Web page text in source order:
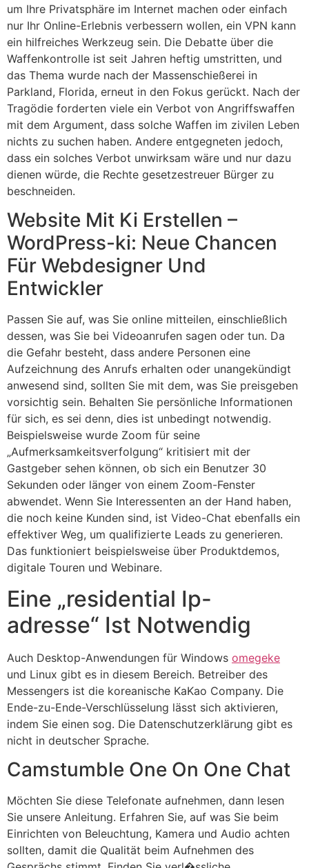
um Ihre Privatsphäre im Internet machen oder einfach
nur Ihr Online-Erlebnis verbessern wollen, ein VPN kann
ein hilfreiches Werkzeug sein. Die Debatte über die
Waffenkontrolle ist seit Jahren heftig umstritten, und
das Thema wurde nach der Massenschießerei in
Parkland, Florida, erneut in den Fokus gerückt. Nach der
Tragödie forderten viele ein Verbot von Angriffswaffen
mit dem Argument, dass solche Waffen im zivilen Leben
nichts zu suchen haben. Andere entgegneten jedoch,
dass ein solches Verbot unwirksam wäre und nur dazu
dienen würde, die Rechte gesetzestreuer Bürger zu
beschneiden.
Website Mit Ki Erstellen –
WordPress-ki: Neue Chancen
Für Webdesigner Und
Entwickler
Passen Sie auf, was Sie online mitteilen, einschließlich
dessen, was Sie bei Videoanrufen sagen oder tun. Da
die Gefahr besteht, dass andere Personen eine
Aufzeichnung des Anrufs erhalten oder unangekündigt
anwesend sind, sollten Sie mit dem, was Sie preisgeben
vorsichtig sein. Behalten Sie persönliche Informationen
für sich, es sei denn, dies ist unbedingt notwendig.
Beispielsweise wurde Zoom für seine
„Aufmerksamkeitsverfolgung“ kritisiert mit der
Gastgeber sehen können, ob sich ein Benutzer 30
Sekunden oder länger von einem Zoom-Fenster
abwendet. Wenn Sie Interessenten an der Hand haben,
die noch keine Kunden sind, ist Video-Chat ebenfalls ein
effektiver Weg, um qualifizierte Leads zu generieren.
Das funktioniert beispielsweise über Produktdemos,
digitale Touren und Webinare.
Eine „residential Ip-
adresse“ Ist Notwendig
Auch Desktop-Anwendungen für Windows omegeke
und Linux gibt es in diesem Bereich. Betreiber des
Messengers ist die koreanische KaKao Company. Die
Ende-zu-Ende-Verschlüsselung lässt sich aktivieren,
indem Sie einen sog. Die Datenschutzerklärung gibt es
nicht in deutscher Sprache.
Camstumble One On One Chat
Möchten Sie diese Telefonate aufnehmen, dann lesen
Sie unsere Anleitung. Erfahren Sie, auf was Sie beim
Einrichten von Beleuchtung, Kamera und Audio achten
sollten, damit die Qualität beim Aufnehmen des